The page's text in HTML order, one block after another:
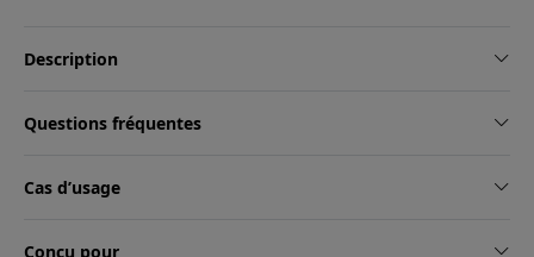
Description
Questions fréquentes
Cas d’usage
Conçu pour